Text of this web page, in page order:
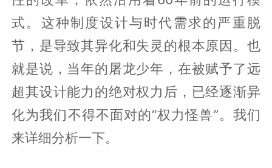
式。这种制度设计与时代需求的严重脱
节，是导致其异化和失灵的根本原因。也
就是说，当年的屠龙少年，在被赋予了远
超其设计能力的绝对权力后，已经逐渐异
化为我们不得不面对的“权力怪兽”。我们
来详细分析一下。